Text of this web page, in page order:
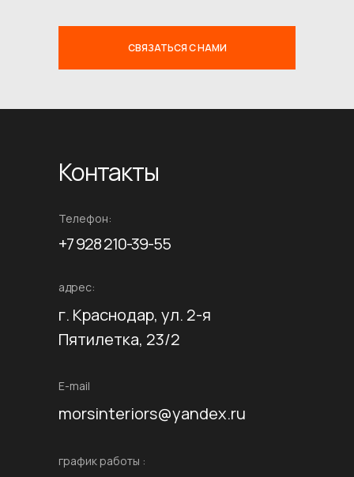
СВЯЗАТЬСЯ С НАМИ
+7 928 210-39-55
Контакты
адрес:
г. Краснодар, ул. 2-я
Пятилетка, 23/2
график работы :
E-mail
morsinteriors@yandex.ru
Телефон: